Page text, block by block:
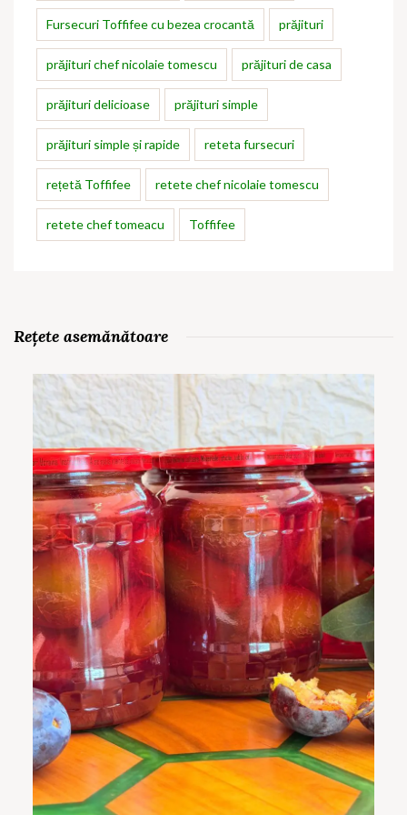
Fursecuri Toffifee cu bezea crocantă prăjituri
prăjituri chef nicolaie tomescu prăjituri de casa
prăjituri delicioase prăjituri simple
prăjituri simple și rapide reteta fursecuri
rețetă Toffifee retete chef nicolaie tomescu
retete chef tomeacu Toffifee
Rețete asemănătoare